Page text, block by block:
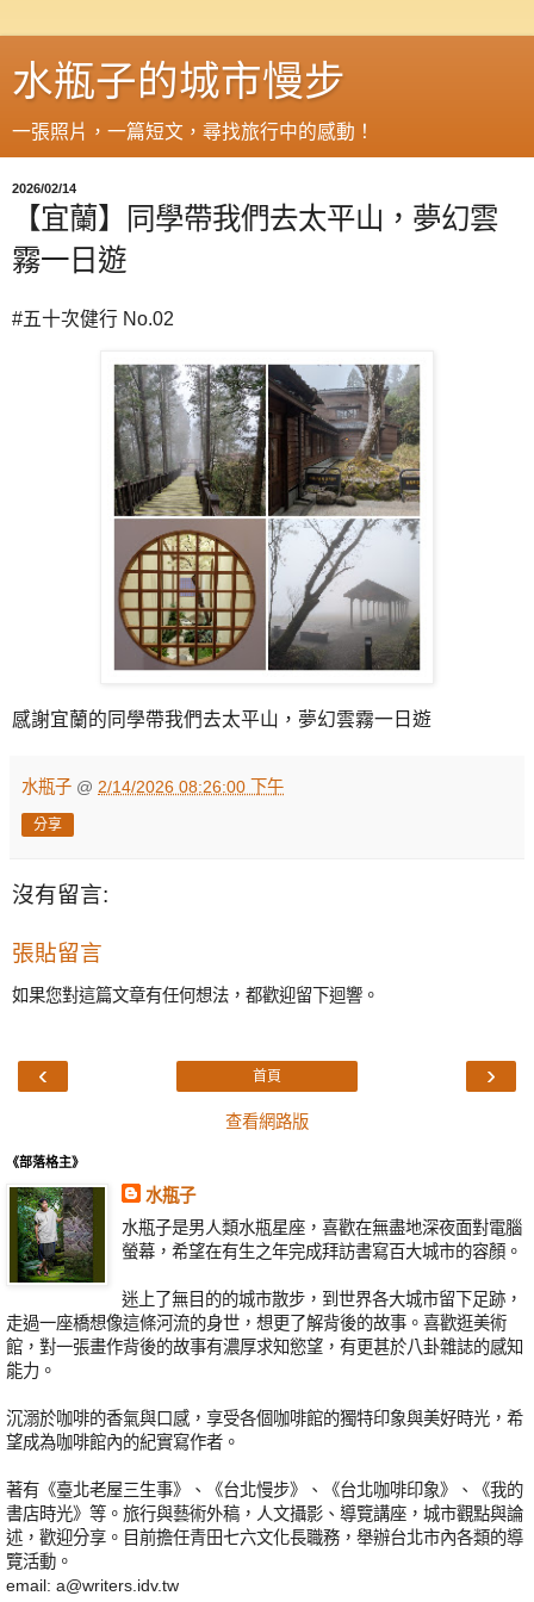
水瓶子的城市慢步
一張照片，一篇短文，尋找旅行中的感動！
2026/02/14
【宜蘭】同學帶我們去太平山，夢幻雲
霧一日遊
#五十次健行 No.02
感謝宜蘭的同學帶我們去太平山，夢幻雲霧一日遊
水瓶子 @ 2/14/2026 08:26:00 下午
分享
沒有留言:
張貼留言
如果您對這篇文章有任何想法，都歡迎留下迴響。
‹ ›
首頁
查看網路版
《部落格主》
水瓶子
水瓶子是男人類水瓶星座，喜歡在無盡地深夜面對電腦
螢幕，希望在有生之年完成拜訪書寫百大城市的容顏。
迷上了無目的的城市散步，到世界各大城市留下足跡，
走過一座橋想像這條河流的身世，想更了解背後的故事。喜歡逛美術
館，對一張畫作背後的故事有濃厚求知慾望，有更甚於八卦雜誌的感知
能力。
沉溺於咖啡的香氣與口感，享受各個咖啡館的獨特印象與美好時光，希
望成為咖啡館內的紀實寫作者。
著有《臺北老屋三生事》、《台北慢步》、《台北咖啡印象》、《我的
書店時光》等。旅行與藝術外稿，人文攝影、導覽講座，城市觀點與論
述，歡迎分享。目前擔任青田七六文化長職務，舉辦台北市內各類的導
覽活動。
email: a@writers.idv.tw